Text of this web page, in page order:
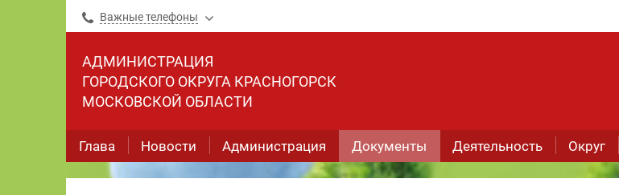
Важные телефоны
АДМИНИСТРАЦИЯ
ГОРОДСКОГО ОКРУГА КРАСНОГОРСК
МОСКОВСКОЙ ОБЛАСТИ
Глава Новости Администрация Документы Деятельность Округ